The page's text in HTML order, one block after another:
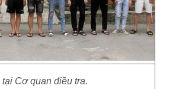
Cơ quan điều tra.